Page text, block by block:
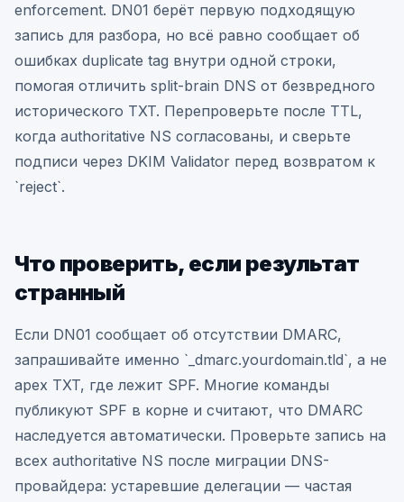
enforcement. DN01 берёт первую подходящую
запись для разбора, но всё равно сообщает об
ошибках duplicate tag внутри одной строки,
помогая отличить split-brain DNS от безвредного
исторического TXT. Перепроверьте после TTL,
когда authoritative NS согласованы, и сверьте
подписи через DKIM Validator перед возвратом к
`reject`.
Что проверить, если результат
странный
Если DN01 сообщает об отсутствии DMARC,
запрашивайте именно `_dmarc.yourdomain.tld`, а не
apex TXT, где лежит SPF. Многие команды
публикуют SPF в корне и считают, что DMARC
наследуется автоматически. Проверьте запись на
всех authoritative NS после миграции DNS-
провайдера: устаревшие делегации — частая